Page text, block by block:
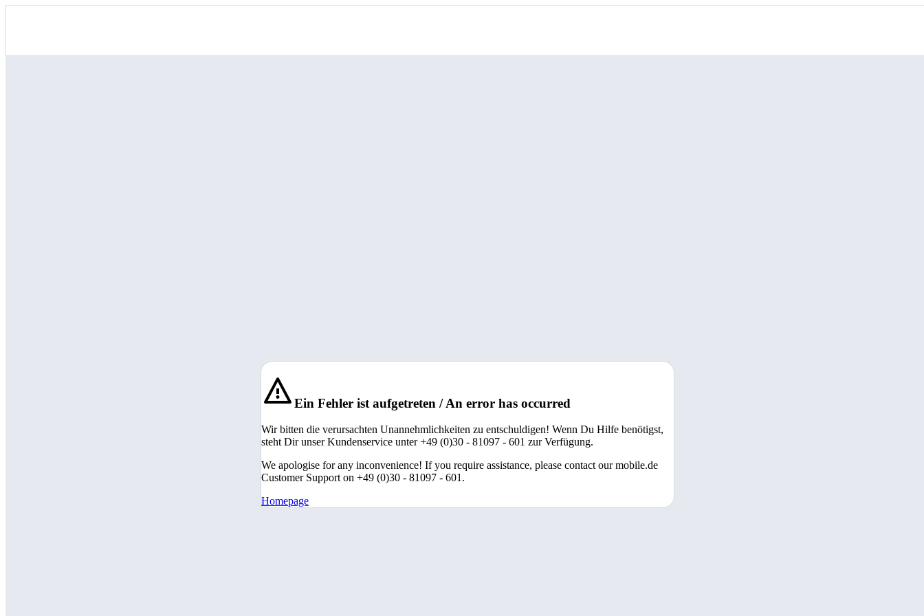
Ein Fehler ist aufgetreten / An error has occurred
Wir bitten die verursachten Unannehmlichkeiten zu entschuldigen! Wenn Du Hilfe benötigst,
steht Dir unser Kundenservice unter +49 (0)30 - 81097 - 601 zur Verfügung.
We apologise for any inconvenience! If you require assistance, please contact our mobile.de
Customer Support on +49 (0)30 - 81097 - 601.
Homepage